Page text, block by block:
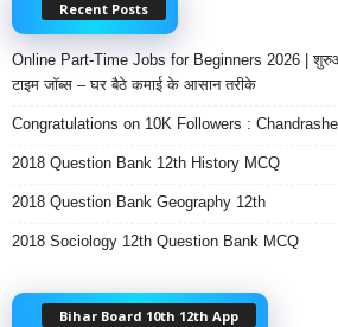
Recent Posts
Online Part-Time Jobs for Beginners 2026 |
टाइम जॉब्स – घर बैठे कमाई के आसान तरीके
Congratulations on 10K Followers :
2018 Question Bank 12th History MCQ
2018 Question Bank Geography 12th
2018 Sociology 12th Question Bank MCQ
Bihar Board 10th 12th App